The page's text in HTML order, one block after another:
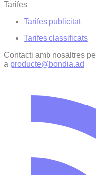
Tarifes
Tarifes publicitat
Tarifes classificats
Contacti amb nosaltres
a producte@bondia.ad